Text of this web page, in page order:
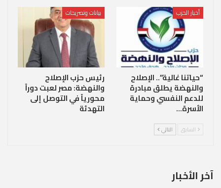
أخبار الحزب
“حياتنا غالية”.. الإصلاح
والنهضة يطلق مبادرة
للدعم النفسي وحماية
الأسرة…
بيانات وتصريحات
رئيس حزب الإصلاح
والنهضة: مصر لعبت دوراً
محورياً في التوصل إلى
التهدئة
السابق التالي
آخر الأخبار